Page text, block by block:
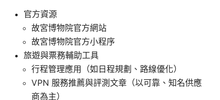
官方資源
故宮博物院官方網站
故宮博物院官方小程序
旅遊與票務輔助工具
行程管理應用（如日程規劃、路線優化）
VPN 服務推薦與評測文章（以可靠、知名供應
商為主）